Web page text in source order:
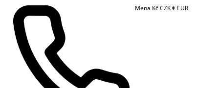
Mena KčCZK€ EUR